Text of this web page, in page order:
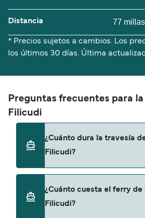
Distancia 77
* Precios sujetos a cambios. Los
los últimos 30 días. Última
Preguntas frecuentes para
Filicudi
¿Cuánto dura la travesía
Filicudi?
Filicudi es de aproximadamente
minutos. La duración de la
¿Cuánto cuesta el ferry de
Filicudi?